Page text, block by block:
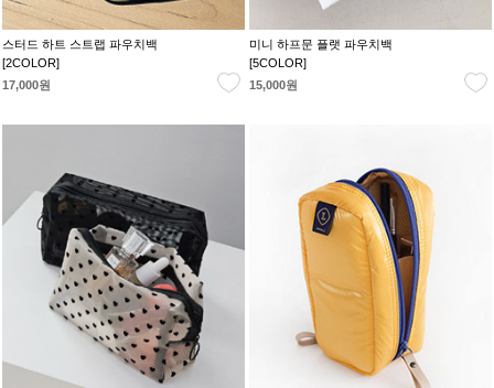
스터드 하트 스트랩 파우치백
[2COLOR]
17,000원
미니 하프문 플랫 파우치백
[5COLOR]
15,000원